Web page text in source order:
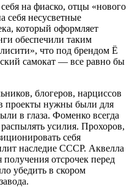
на фиаско, отцы «нового
себя несусветные
который оформляет
обеспечили таким
что под брендом Ё
самокат — все равно бы
блогеров, нарциссов
проекты нужны были для
в глаза. Фоменко всегда
усилия. Прохоров,
себя
наследие СССР. Аквелла
отсрочек перед
убедить в скором